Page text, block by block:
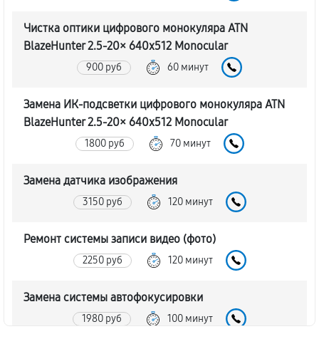
Чистка оптики цифрового монокуляра ATN
BlazeHunter 2.5‑20× 640x512 Monocular
900 руб 60 минут
Замена ИК-подсветки цифрового монокуляра ATN
BlazeHunter 2.5‑20× 640x512 Monocular
1800 руб 70 минут
Замена датчика изображения
3150 руб 120 минут
Ремонт системы записи видео (фото)
2250 руб 120 минут
Замена системы автофокусировки
1980 руб 100 минут